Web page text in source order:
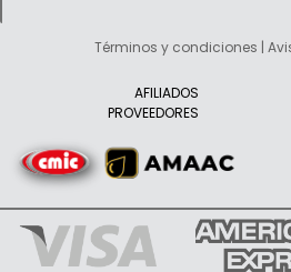
Términos y condiciones |
AFILIADOS
PROVEEDORES